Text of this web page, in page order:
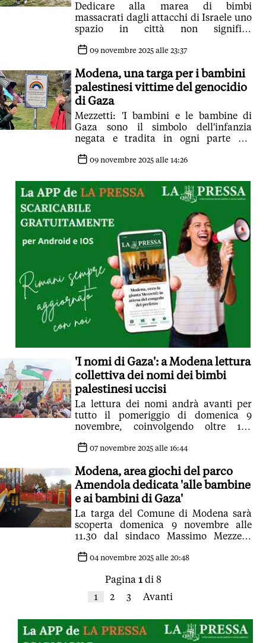
Dedicare alla marea di bimbi
massacrati dagli attacchi di Israele uno
spazio in città non significa
messo in campo da Hamas
09 novembre 2025 alle 23:37
Modena, una targa per i bambini
palestinesi vittime del genocidio
di Gaza
Mezzetti: 'I bambini e le bambine di
Gaza sono il simbolo dell'infanzia
negata e tradita in ogni parte del
09 novembre 2025 alle 14:26
'I nomi di Gaza': a Modena lettura
collettiva dei nomi dei bimbi
palestinesi uccisi
La lettura dei nomi andrà avanti per
tutto il pomeriggio di domenica 9
novembre, coinvolgendo oltre 120
cittadini
07 novembre 2025 alle 16:44
Modena, area giochi del parco
Amendola dedicata 'alle bambine
e ai bambini di Gaza'
La targa del Comune di Modena sarà
scoperta domenica 9 novembre alle
11.30 dal sindaco Massimo Mezzetti
04 novembre 2025 alle 20:48
Pagina 1di 8
1
2 3 Avanti